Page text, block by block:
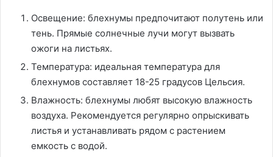
Освещение: блехнумы предпочитают полутень или
тень. Прямые солнечные лучи могут вызвать
ожоги на листьях.
Температура: идеальная температура для
блехнумов составляет 18-25 градусов Цельсия.
Влажность: блехнумы любят высокую влажность
воздуха. Рекомендуется регулярно опрыскивать
листья и устанавливать рядом с растением
емкость с водой.